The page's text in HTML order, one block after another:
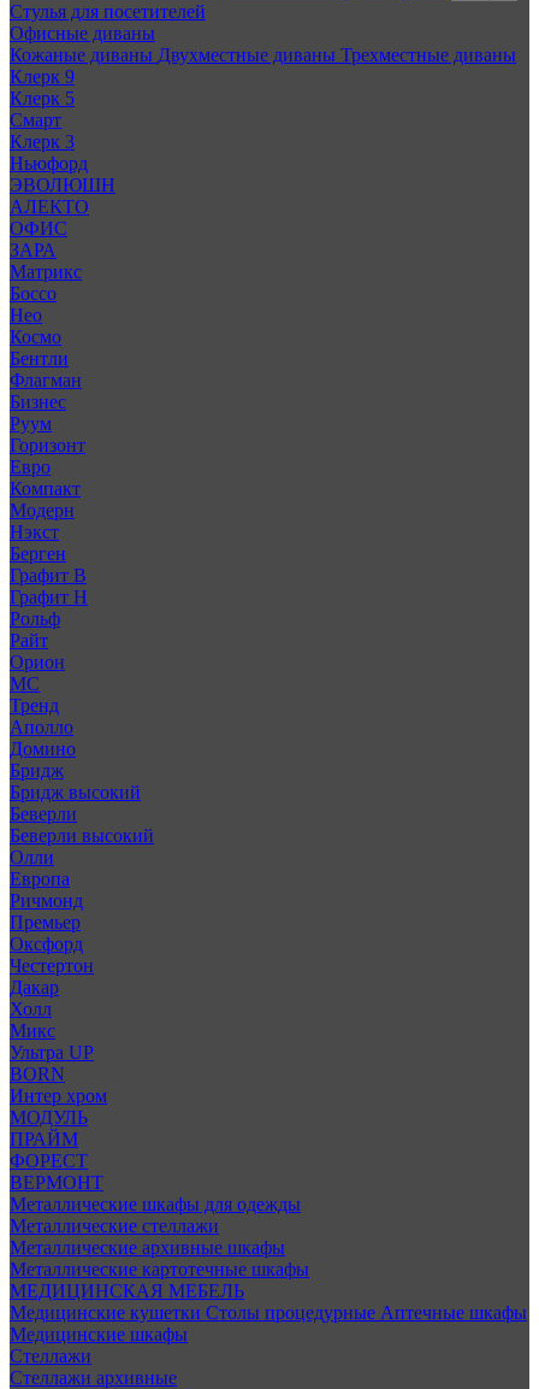
Стулья для посетителей
Офисные диваны
Кожаные диваны Двухместные диваны Трехместные диваны
Клерк 9
Клерк 5
Смарт
Клерк 3
Ньюфорд
ЭВОЛЮШН
АЛЕКТО
ОФИС
ЗАРА
Матрикс
Боссо
Нео
Космо
Бентли
Флагман
Бизнес
Руум
Горизонт
Евро
Компакт
Модерн
Нэкст
Берген
Графит В
Графит Н
Рольф
Райт
Орион
МС
Тренд
Аполло
Домино
Бридж
Бридж высокий
Беверли
Беверли высокий
Олли
Европа
Ричмонд
Премьер
Оксфорд
Честертон
Дакар
Холл
Микс
Ультра UP
BORN
Интер хром
МОДУЛЬ
ПРАЙМ
ФОРЕСТ
ВЕРМОНТ
Металлические шкафы для одежды
Металлические стеллажи
Металлические архивные шкафы
Металлические картотечные шкафы
МЕДИЦИНСКАЯ МЕБЕЛЬ
Медицинские кушетки Столы процедурные Аптечные шкафы
Медицинские шкафы
Стеллажи
Стеллажи архивные